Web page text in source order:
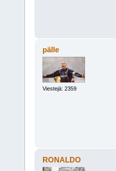
pälle
Viestejä: 2359
RONALDO